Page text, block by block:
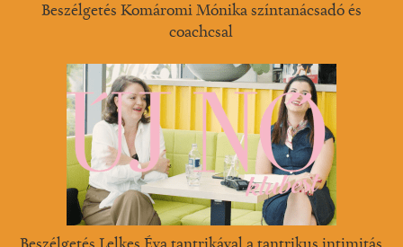
Beszélgetés Komáromi Mónika színtanácsadó és
coachcsal